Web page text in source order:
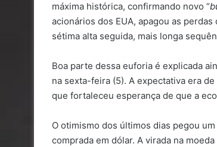
máxima histórica, confirmando novo “
acionários dos EUA, apagou as
sétima alta seguida, mais longa
Boa parte dessa euforia é explicada
na sexta-feira (5). A expectativa era
que fortaleceu esperança de que a
O otimismo dos últimos dias pegou
comprada em dólar. A virada na